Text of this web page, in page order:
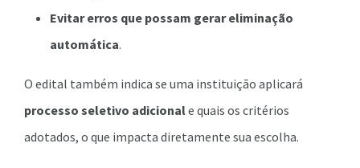
Evitar erros que possam gerar eliminação
automática.
O edital também indica se uma instituição aplicará
processo seletivo adicionale quais os critérios
adotados, o que impacta diretamente sua escolha.